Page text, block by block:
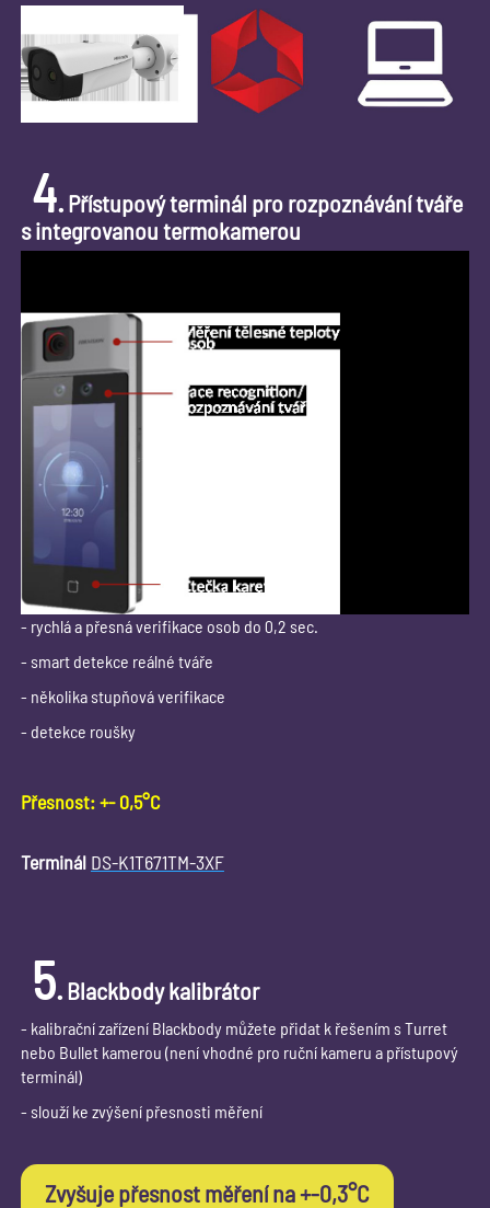
4.Přístupový terminál pro rozpoznávání tváře
s integrovanou termokamerou
- rychlá a přesná verifikace osob do 0,2 sec.
- smart detekce reálné tváře
- několika stupňová verifikace
- detekce roušky
Přesnost: +- 0,5°C
Terminál DS-K1T671TM-3XF
5.Blackbody kalibrátor
- kalibrační zařízení Blackbody můžete přidat k řešením s Turret
nebo Bullet kamerou (není vhodné pro ruční kameru a přístupový
terminál)
- slouží ke zvýšení přesnosti měření
Zvyšuje přesnost měření na +-0,3°C